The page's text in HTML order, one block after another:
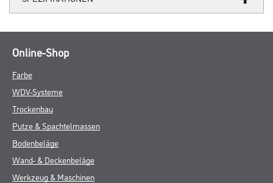
Online-Shop
Farbe
WDV-Systeme
Trockenbau
Putze & Spachtelmassen
Bodenbeläge
Wand- & Deckenbeläge
Werkzeug & Maschinen